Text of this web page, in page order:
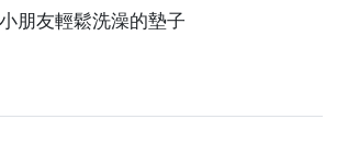
朋友輕鬆洗澡的墊子